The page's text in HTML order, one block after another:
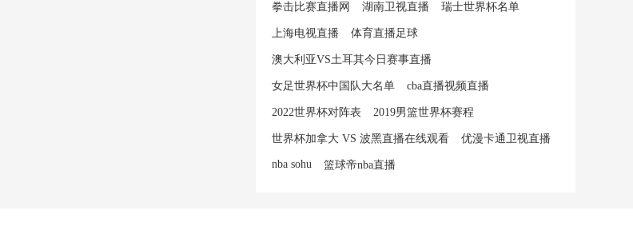
拳击比赛直播网 湖南卫视直播 瑞士世界杯名单
上海电视直播 体育直播足球
澳大利亚VS土耳其今日赛事直播
女足世界杯中国队大名单 cba直播视频直播
2022世界杯对阵表 2019男篮世界杯赛程
世界杯加拿大 VS 波黑直播在线观看 优漫卡通卫视直播
nba sohu 篮球帝nba直播